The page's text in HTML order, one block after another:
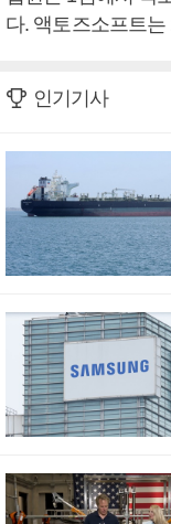
다. 액토즈소프트
인기기사